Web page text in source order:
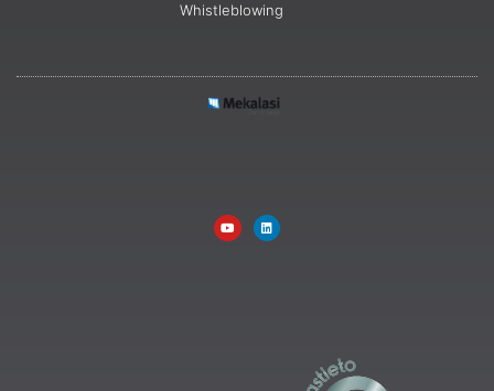
Whistleblowing